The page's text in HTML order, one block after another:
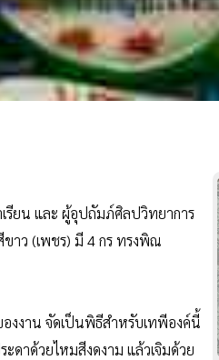
รียน และ ผู้อุปถัมภ์ศิลปวิทยาการ
าว (เพชร) มี 4 กร ทรงพิณ
งงาน จัดเป็นพิธีสำหรับเทพีองค์นี้
ดาด้วยไหมสีงดงาม แล้วเจิมด้วย